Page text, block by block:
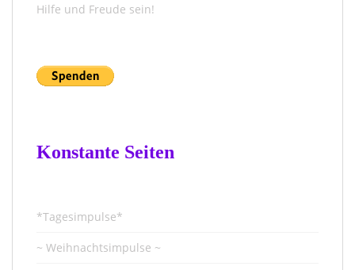
Hilfe und Freude sein!
Konstante Seiten
*Tagesimpulse*
~ Weihnachtsimpulse ~